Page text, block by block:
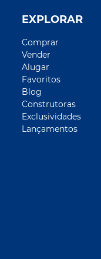
EXPLORAR
Comprar
Vender
Alugar
Favoritos
Blog
Construtoras
Exclusividades
Lançamentos